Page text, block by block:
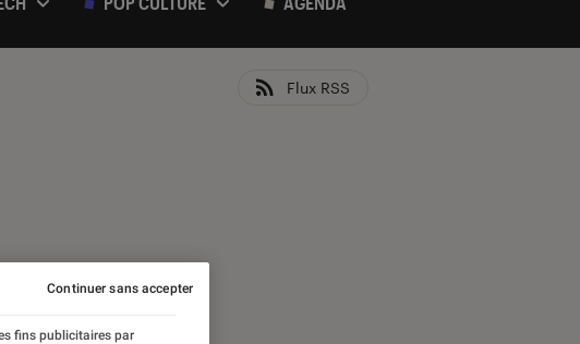
Flux RSS
fins publicitaires par
Continuer sans accepter